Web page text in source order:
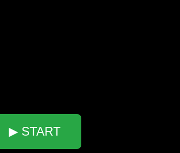
▶ START